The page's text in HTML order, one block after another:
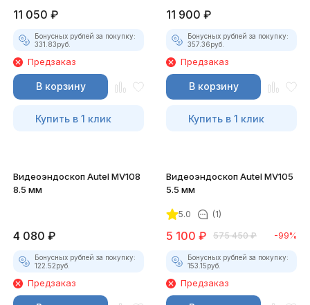
11 050 ₽
Бонусных рублей за покупку:
331.83руб.
Предзаказ
В корзину
Купить в 1 клик
11 900 ₽
Бонусных рублей за покупку:
357.36руб.
Предзаказ
В корзину
Купить в 1 клик
Видеоэндоскоп Autel MV108
8.5 мм
4 080 ₽
Бонусных рублей за покупку:
122.52руб.
Предзаказ
Видеоэндоскоп Autel MV105
5.5 мм
5.0 (1)
5 100 ₽ 575 450 ₽ -99%
Бонусных рублей за покупку:
153.15руб.
Предзаказ